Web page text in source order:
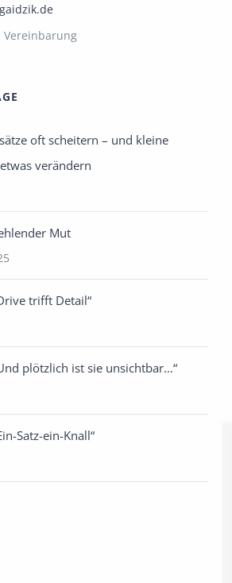
Vereinbarung
oft scheitern – und kleine
verändern
Mut
trifft Detail“
plötzlich ist sie unsichtbar…“
Satz-ein-Knall“